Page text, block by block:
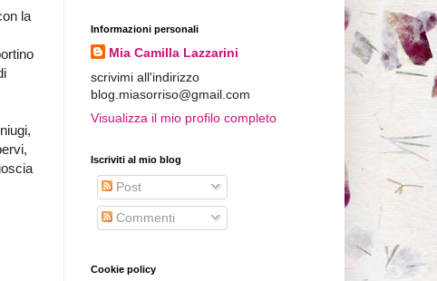
la
Informazioni personali
Mia Camilla Lazzarini
scrivimi all'indirizzo
blog.miasorriso@gmail.com
Visualizza il mio profilo completo
Iscriviti al mio blog
Post
Commenti
Cookie policy